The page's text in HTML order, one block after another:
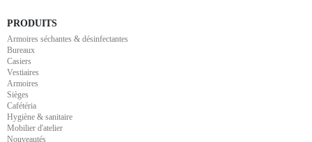
PRODUITS
Armoires séchantes & désinfectantes
Bureaux
Casiers
Vestiaires
Armoires
Sièges
Cafétéria
Hygiène & sanitaire
Mobilier d'atelier
Nouveautés